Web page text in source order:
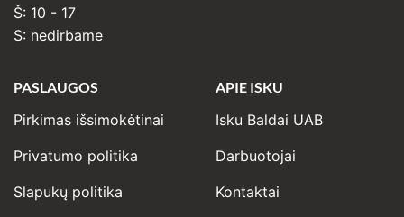
Š: 10 - 17
S: nedirbame
PASLAUGOS
Pirkimas išsimokėtinai
Privatumo politika
Slapukų politika
APIE ISKU
Isku Baldai UAB
Darbuotojai
Kontaktai